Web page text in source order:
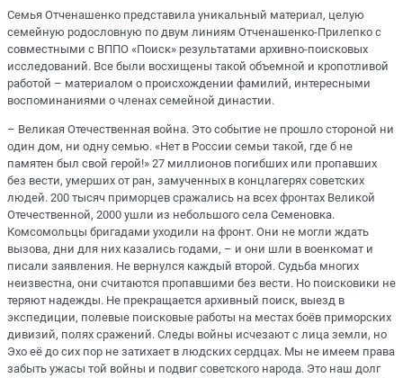
Семья Отченашенко представила уникальный материал, целую
семейную родословную по двум линиям Отченашенко-Прилепко с
совместными с ВППО «Поиск» результатами архивно-поисковых
исследований. Все были восхищены такой объемной и кропотливой
работой – материалом о происхождении фамилий, интересными
воспоминаниями о членах семейной династии.
– Великая Отечественная война. Это событие не прошло стороной ни
один дом, ни одну семью. «Нет в России семьи такой, где б не
памятен был свой герой!» 27 миллионов погибших или пропавших
без вести, умерших от ран, замученных в концлагерях советских
людей. 200 тысяч приморцев сражались на всех фронтах Великой
Отечественной, 2000 ушли из небольшого села Семеновка.
Комсомольцы бригадами уходили на фронт. Они не могли ждать
вызова, дни для них казались годами, – и они шли в военкомат и
писали заявления. Не вернулся каждый второй. Судьба многих
неизвестна, они считаются пропавшими без вести. Но поисковики не
теряют надежды. Не прекращается архивный поиск, выезд в
экспедиции, полевые поисковые работы на местах боёв приморских
дивизий, полях сражений. Следы войны исчезают с лица земли, но
Эхо её до сих пор не затихает в людских сердцах. Мы не имеем права
забыть ужасы той войны и подвиг советского народа. Это наш долг